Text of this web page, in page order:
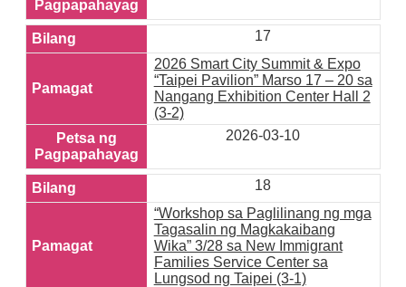
17
2026 Smart City Summit & Expo
“Taipei Pavilion” Marso 17 – 20 sa
Nangang Exhibition Center Hall 2
(3-2)
2026-03-10
18
“Workshop sa Paglilinang ng mga
Tagasalin ng Magkakaibang
Wika” 3/28 sa New Immigrant
Families Service Center sa
Lungsod ng Taipei (3-1)